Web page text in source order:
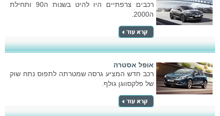
רכבים צרפתיים היו להיט בשנות ה90 ותחילת
ה2000.
אופל אסטרה
רכב חדש המציע גרסה שמטרתה לתפוס נתח שוק
של פלקסווגן גולף.